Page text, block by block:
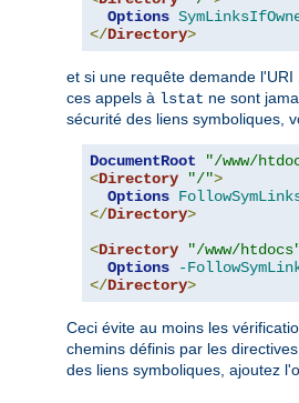
Options
</Directory>
et si une requête demande l'URI
ces appels à lstat ne sont
sécurité des liens symboliques,
DocumentRoot
"/www/
<Directory "/">
Options
</Directory>
<Directory "/www/
Options
-
</Directory>
Ceci évite au moins les
chemins définis par les directives
des liens symboliques, ajoutez